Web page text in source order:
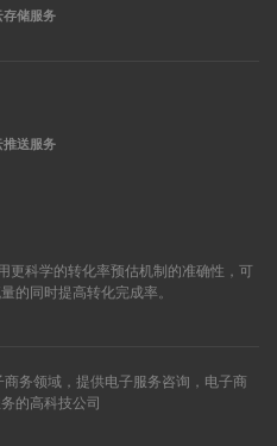
存储服务
推送服务
更科学的转化率预估机制的准确性，可
的同时提高转化完成率。
务领域，提供电子服务咨询，电子商
的高科技公司